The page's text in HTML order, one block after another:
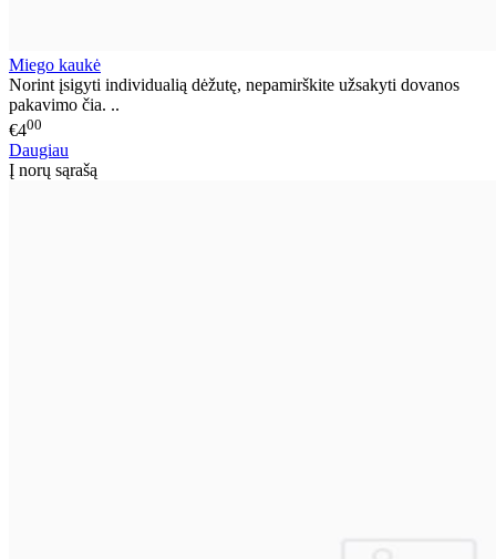
Miego kaukė
Norint įsigyti individualią dėžutę, nepamirškite užsakyti dovanos
pakavimo čia. ..
€400
Daugiau
Į norų sąrašą